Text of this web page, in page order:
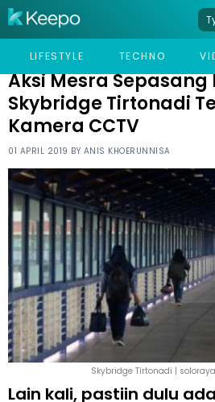
LIFESTYLE TECHNO
HOME VIRAL
AKSI MESRA SEPASANG
Aksi Mesra Sepasang
Skybridge Tirtonadi
Kamera CCTV
01 APRIL 2019 BY ANIS KHOERUNNISA
Skybridge Tirtonadi |
Lain kali, pastiin dulu